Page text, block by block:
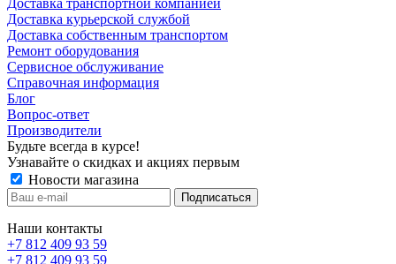
Доставка транспортной компанией
Доставка курьерской службой
Доставка собственным транспортом
Ремонт оборудования
Сервисное обслуживание
Справочная информация
Блог
Вопрос-ответ
Производители
Будьте всегда в курсе!
Узнавайте о скидках и акциях первым
Новости магазина
Наши контакты
+7 812 409 93 59
+7 812 409 93 59